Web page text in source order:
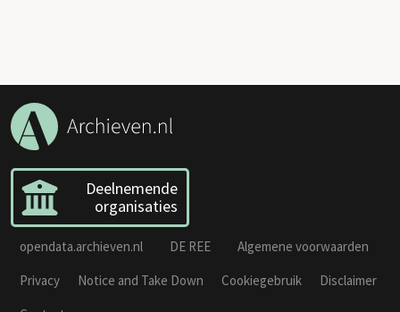
Deelnemende
organisaties
opendata.archieven.nl DE REE
Algemene voorwaarden
Privacy
Notice and Take Down Cookiegebruik
Disclaimer